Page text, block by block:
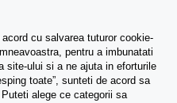
cu salvarea tuturor cookie-
pentru a imbunatati
site-ului si a ne ajuta in eforturile
toate”, sunteti de acord sa
alege ce categorii sa